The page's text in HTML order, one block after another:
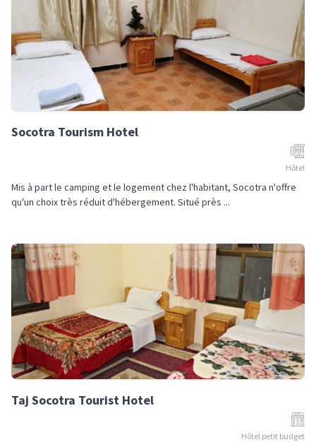
Socotra Tourism Hotel
Hôtel
Mis à part le camping et le logement chez l'habitant, Socotra n'offre
qu'un choix très réduit d'hébergement. Situé près ...
Taj Socotra Tourist Hotel
Hôtel petit budget